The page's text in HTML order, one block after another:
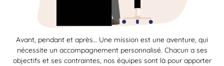
Avant, pendant et après… Une mission est une aventure, qui
nécessite un accompagnement personnalisé. Chacun a ses
objectifs et ses contraintes, nos équipes sont là pour apporter